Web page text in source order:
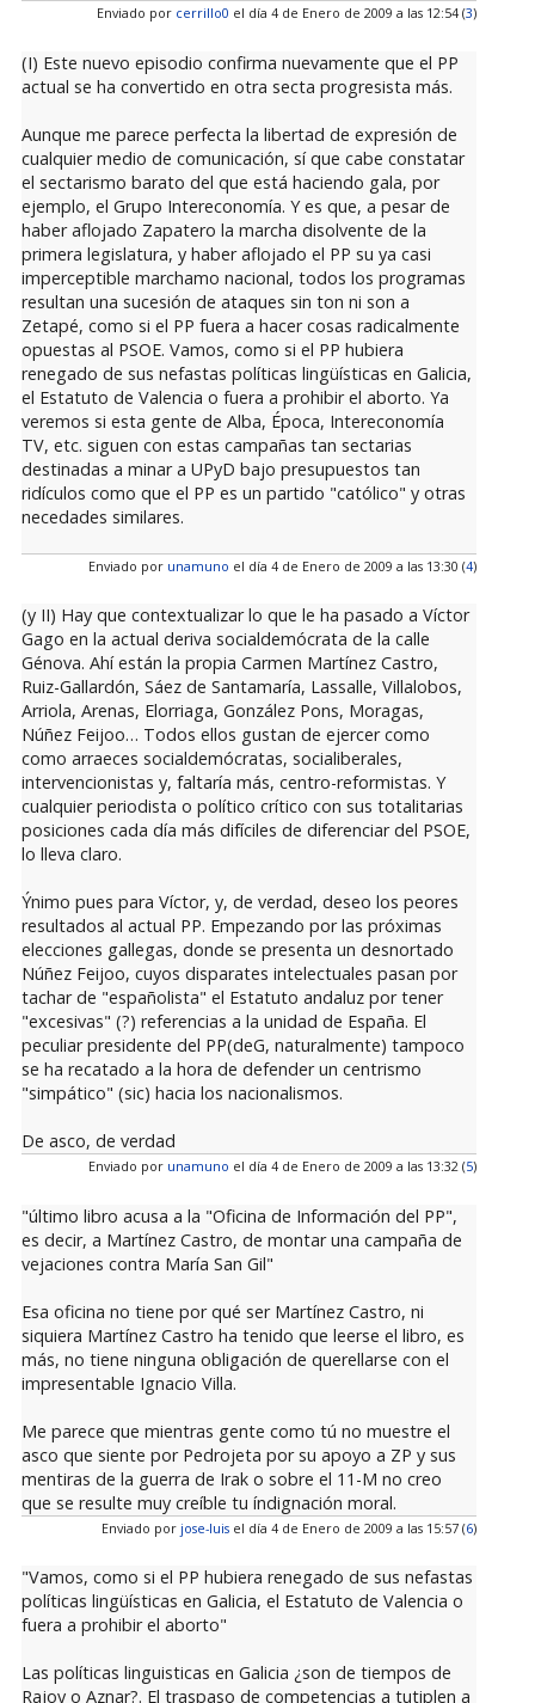
Enviado por cerrillo0 el día 4 de Enero de 2009 a las 12:54 (3)
(I) Este nuevo episodio confirma nuevamente que el PP
actual se ha convertido en otra secta progresista más.
Aunque me parece perfecta la libertad de expresión de
cualquier medio de comunicación, sí que cabe constatar
el sectarismo barato del que está haciendo gala, por
ejemplo, el Grupo Intereconomía. Y es que, a pesar de
haber aflojado Zapatero la marcha disolvente de la
primera legislatura, y haber aflojado el PP su ya casi
imperceptible marchamo nacional, todos los programas
resultan una sucesión de ataques sin ton ni son a
Zetapé, como si el PP fuera a hacer cosas radicalmente
opuestas al PSOE. Vamos, como si el PP hubiera
renegado de sus nefastas políticas lingüísticas en Galicia,
el Estatuto de Valencia o fuera a prohibir el aborto. Ya
veremos si esta gente de Alba, Época, Intereconomía
TV, etc. siguen con estas campañas tan sectarias
destinadas a minar a UPyD bajo presupuestos tan
ridículos como que el PP es un partido "católico" y otras
necedades similares.
Enviado por unamuno el día 4 de Enero de 2009 a las 13:30 (4)
(y II) Hay que contextualizar lo que le ha pasado a Víctor
Gago en la actual deriva socialdemócrata de la calle
Génova. Ahí están la propia Carmen Martínez Castro,
Ruiz-Gallardón, Sáez de Santamaría, Lassalle, Villalobos,
Arriola, Arenas, Elorriaga, González Pons, Moragas,
Núñez Feijoo… Todos ellos gustan de ejercer como
como arraeces socialdemócratas, socialiberales,
intervencionistas y, faltaría más, centro-reformistas. Y
cualquier periodista o político crítico con sus totalitarias
posiciones cada día más difíciles de diferenciar del PSOE,
lo lleva claro.
Ýnimo pues para Víctor, y, de verdad, deseo los peores
resultados al actual PP. Empezando por las próximas
elecciones gallegas, donde se presenta un desnortado
Núñez Feijoo, cuyos disparates intelectuales pasan por
tachar de "españolista" el Estatuto andaluz por tener
"excesivas" (?) referencias a la unidad de España. El
peculiar presidente del PP(deG, naturalmente) tampoco
se ha recatado a la hora de defender un centrismo
"simpático" (sic) hacia los nacionalismos.
De asco, de verdad
Enviado por unamuno el día 4 de Enero de 2009 a las 13:32 (5)
"último libro acusa a la "Oficina de Información del PP",
es decir, a Martínez Castro, de montar una campaña de
vejaciones contra María San Gil"
Esa oficina no tiene por qué ser Martínez Castro, ni
siquiera Martínez Castro ha tenido que leerse el libro, es
más, no tiene ninguna obligación de querellarse con el
impresentable Ignacio Villa.
Me parece que mientras gente como tú no muestre el
asco que siente por Pedrojeta por su apoyo a ZP y sus
mentiras de la guerra de Irak o sobre el 11-M no creo
que se resulte muy creíble tu índignación moral.
Enviado por jose-luisel día 4 de Enero de 2009 a las 15:57 (6)
"Vamos, como si el PP hubiera renegado de sus nefastas
políticas lingüísticas en Galicia, el Estatuto de Valencia o
fuera a prohibir el aborto"
Las políticas linguisticas en Galicia ¿son de tiempos de
Rajoy o Aznar?. El traspaso de competencias a tutiplen a